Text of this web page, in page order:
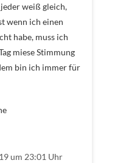
weiß gleich,
wenn ich einen
habe, muss ich
miese Stimmung
bin ich immer für
um 23:01 Uhr